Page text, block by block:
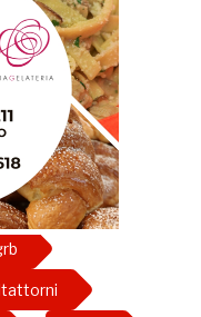
d.s.
federico